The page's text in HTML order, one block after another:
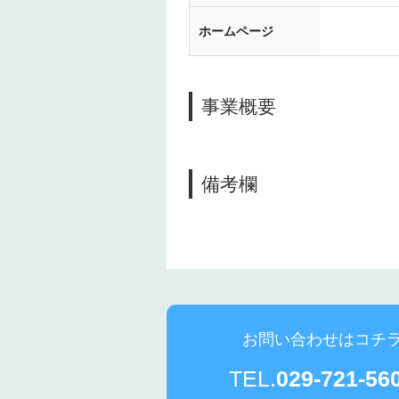
ホームページ
事業概要
備考欄
お問い合わせはコチ
TEL.029-721-